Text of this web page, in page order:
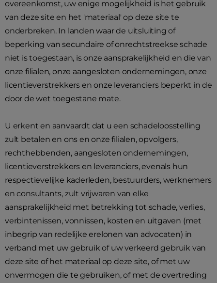
overeenkomst, uw enige mogelijkheid is het gebruik
van deze site en het 'materiaal' op deze site te
onderbreken. In landen waar de uitsluiting of
beperking van secundaire of onrechtstreekse schade
niet is toegestaan, is onze aansprakelijkheid en die van
onze filialen, onze aangesloten ondernemingen, onze
licentieverstrekkers en onze leveranciers beperkt in de
door de wet toegestane mate.
U erkent en aanvaardt dat u een schadeloosstelling
zult betalen en ons en onze filialen, opvolgers,
rechthebbenden, aangesloten ondernemingen,
licentieverstrekkers en leveranciers, evenals hun
respectievelijke kaderleden, bestuurders, werknemers
en consultants, zult vrijwaren van elke
aansprakelijkheid met betrekking tot schade, verlies,
verbintenissen, vonnissen, kosten en uitgaven (met
inbegrip van redelijke erelonen van advocaten) in
verband met uw gebruik of uw verkeerd gebruik van
deze site of het materiaal op deze site, of met uw
onvermogen die te gebruiken, of met de overtreding